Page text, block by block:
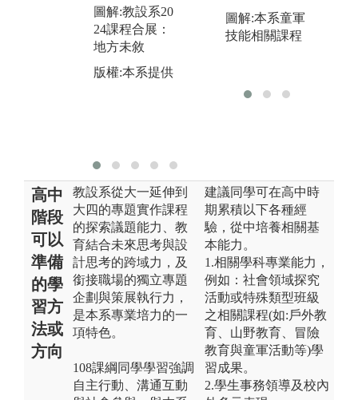
圖解:教設系20
24課程合展：
地方未敘
版權:本系提供
版權:本系提供
圖解:本系童軍
技能相關課程
高中
階段
可以
準備
的學
習方
法或
方向
教設系從大一延伸到
大四的專題實作課程
的探索議題能力、教
育結合未來思考與設
計思考的跨域力，及
銜接職場的獨立專題
企劃與策展執行力，
是本系專業培力的一
項特色。
108課綱同學學習強調
自主行動、溝通互動
建議同學可在高中時
期累積以下各種經
驗，從中培養相關基
本能力。
1.相關學科專業能力，
例如：社會領域探究
活動或特殊類型班級
之相關課程(如:戶外教
育、山野教育、冒險
教育與童軍活動等)學
習成果。
2.學生事務領導及校內